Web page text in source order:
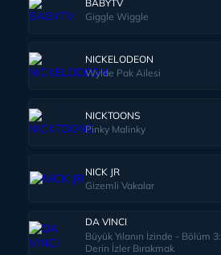
BABYTV
Giggle Wiggle
NICKELODEON
Wylde Pak Ailesi
NICKTOONS
Pinky Malinky
NICK JR
Gizemli Vakalar
DA VINCI
Büyük Yılanın İzinde - Bölüm 3:
Derin İzler Bırakmak